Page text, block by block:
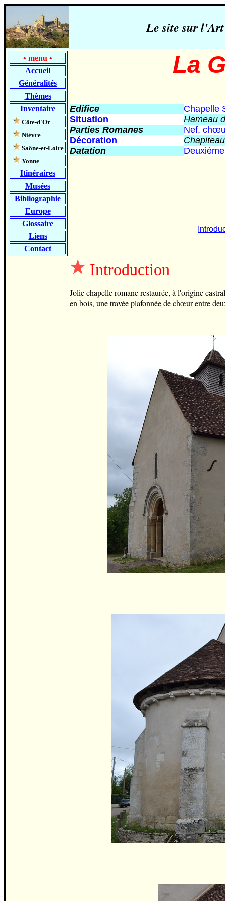
Le site sur
• menu •
Accueil
Généralités
Thèmes
Inventaire
Côte-d'Or
Nièvre
Saône-et-Loire
Yonne
Itinéraires
Musées
Bibliographie
Europe
Glossaire
Liens
Contact
La
Edifice
Chapelle
Situation
Hameau
Parties Romanes
Nef,
Décoration
Datation
D
Introduction
Jolie chapelle romane restaurée, à l'origine
en bois, une travée plafonnée de chœur entre